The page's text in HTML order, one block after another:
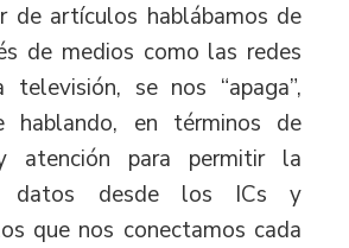
de artículos hablábamos de
de medios como las redes
se nos “apaga”,
hablando, en términos de
atención para permitir la
datos desde los ICs y
que nos conectamos cada